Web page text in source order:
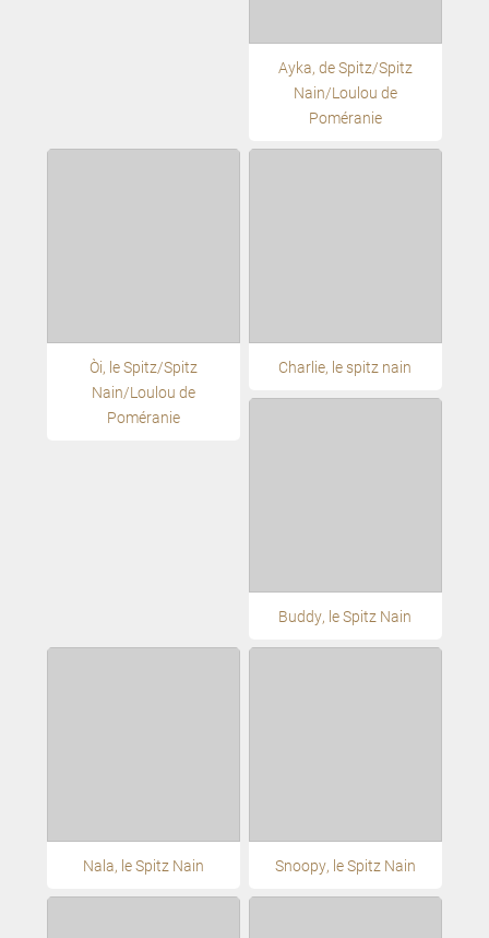
Ayka, de Spitz/Spitz
Nain/Loulou de
Poméranie
Oči, le Spitz/Spitz
Nain/Loulou de
Poméranie
Charlie, le spitz nain
Buddy, le Spitz Nain
Nala, le Spitz Nain Snoopy, le Spitz Nain